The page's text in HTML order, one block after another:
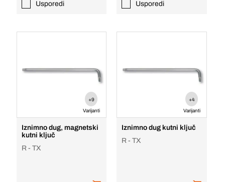
Usporedi Usporedi
+9
Varijanti
Iznimno dug, magnetski
kutni ključ
R - TX
+4
Varijanti
Iznimno dug kutni ključ
R - TX